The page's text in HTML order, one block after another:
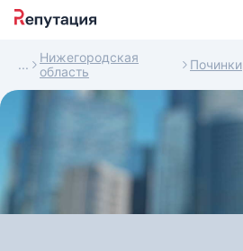
Нижегородская
область
Починки